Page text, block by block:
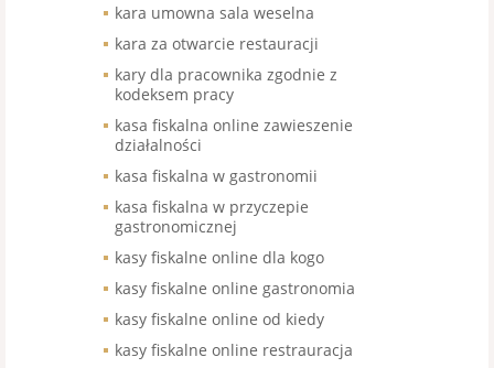
kara umowna sala weselna
kara za otwarcie restauracji
kary dla pracownika zgodnie z
kodeksem pracy
kasa fiskalna online zawieszenie
działalności
kasa fiskalna w gastronomii
kasa fiskalna w przyczepie
gastronomicznej
kasy fiskalne online dla kogo
kasy fiskalne online gastronomia
kasy fiskalne online od kiedy
kasy fiskalne online restrauracja